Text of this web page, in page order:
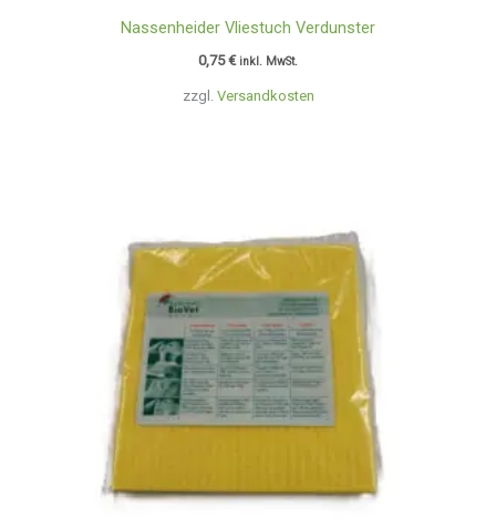
zzgl. Versandkosten
Nassenheider Vliestuch Verdunster
0,75€ inkl. MwSt.